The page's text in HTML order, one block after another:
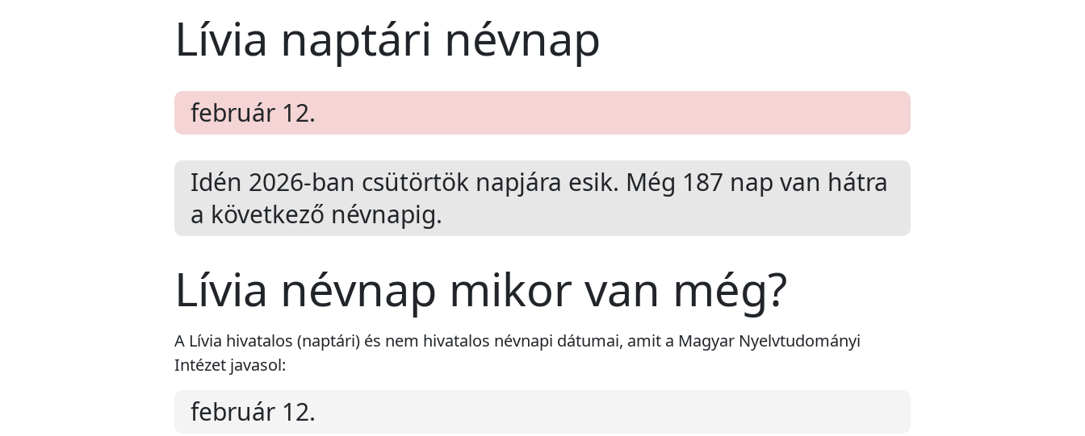
Lívia naptári névnap
február 12.
Idén 2026-ban csütörtök napjára esik. Még 187 nap van hátra
a következő névnapig.
Lívia névnap mikor van még?
A Lívia hivatalos (naptári) és nem hivatalos névnapi dátumai, amit a Magyar Nyelvtudományi
Intézet javasol:
február 12.